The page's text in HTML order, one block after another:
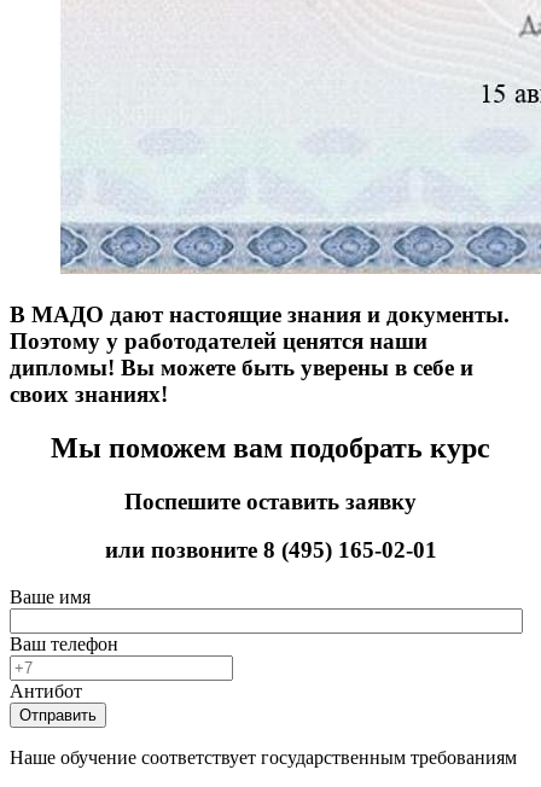
В МАДО дают настоящие знания и документы.
Поэтому у работодателей ценятся наши
дипломы! Вы можете быть уверены в себе и
своих знаниях!
Мы поможем вам подобрать курс
Поспешите оставить заявку
или позвоните 8 (495) 165-02-01
Ваше имя
Ваш телефон
Антибот
Отправить
Наше обучение соответствует государственным требованиям